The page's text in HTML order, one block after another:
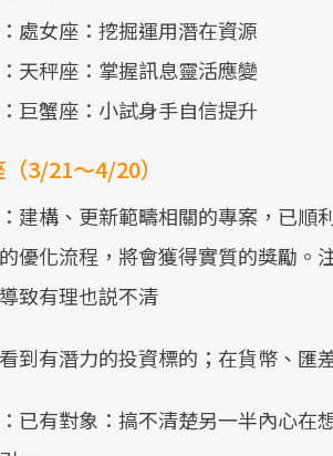
處女座：挖掘運用潛在資源
天秤座：掌握訊息靈活應變
巨蟹座：小試身手自信提升
3/21～4/20）
建構、更新範疇相關的專案，已順
優化流程，將會獲得實質的獎勵。
致有理也説不清
到有潛力的投資標的；在貨幣、匯
已有對象：搞不清楚另一半內心在